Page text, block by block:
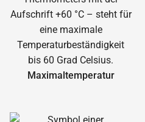
Maximal­temperatur